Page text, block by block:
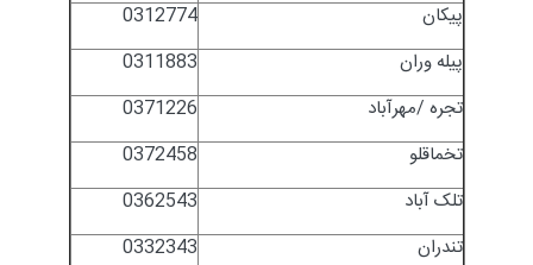
0312774
پیکان
0311883
پیله وران
0371226
تجره /مهرآباد
0372458
تخماقلو
0362543
تلک آباد
0332343
تندران